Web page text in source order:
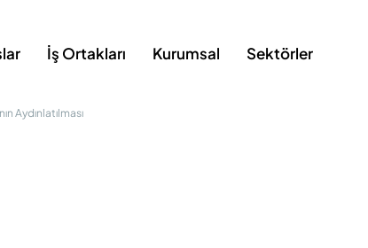
İş Ortakları Kurumsal Sektörler
Aydınlatılması